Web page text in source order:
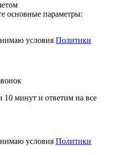
основные параметры:
условия Политики
минут и ответим на все
условия Политики